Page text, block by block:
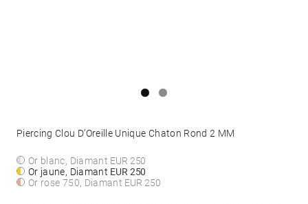
Piercing Clou D’Oreille Unique Chaton Rond 2 MM
Or blanc, Diamant EUR 250
Or jaune, Diamant EUR 250
Or rose 750, Diamant EUR 250